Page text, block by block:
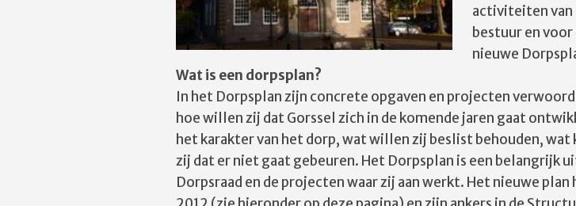
activiteiten van
bestuur en
nieuwe
Wat is een dorpsplan?
In het Dorpsplan zijn concrete opgaven en projecten
hoe willen zij dat Gorssel zich in de komende jaren gaat
het karakter van het dorp, wat willen zij beslist behouden,
zij dat er niet gaat gebeuren. Het Dorpsplan is een belangrijk
Dorpsraad en de projecten waar zij aan werkt. Het nieuwe